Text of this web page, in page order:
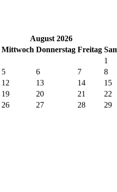
August 2026
Mittwoch Donnerstag Freitag Sa
1
5 6 7
8
12 13 14
15
19 20 21
22
26 27 28
29